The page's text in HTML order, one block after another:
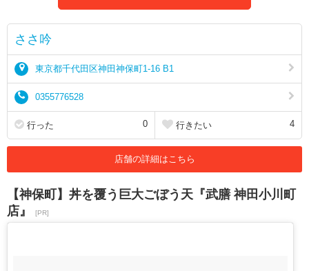
ささ吟
東京都千代田区神田神保町1-16 B1
0355776528
行った 0 行きたい 4
店舗の詳細はこちら
【神保町】丼を覆う巨大ごぼう天『武膳 神田小川町
店』
[PR]